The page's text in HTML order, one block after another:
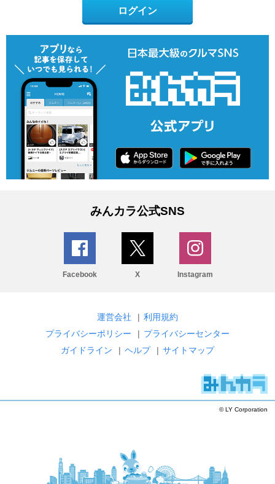
ログイン
みんカラ公式SNS
Facebook X Instagram
運営会社 | 利用規約
プライバシーポリシー
| プライバシーセンター
ガイドライン
| ヘルプ | サイトマップ
© LY Corporation